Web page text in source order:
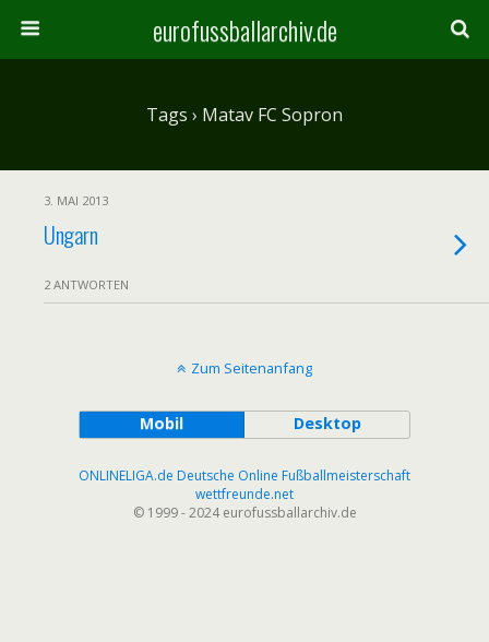
eurofussballarchiv.de
Tags › Matav FC Sopron
3. MAI 2013
Ungarn
2 ANTWORTEN
Zum Seitenanfang
Mobil Desktop
ONLINELIGA.de Deutsche Online Fußballmeisterschaft
wettfreunde.net
© 1999 - 2024 eurofussballarchiv.de